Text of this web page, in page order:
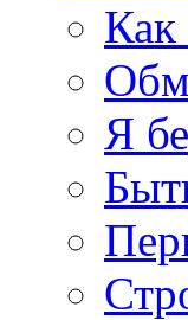
Как
Я